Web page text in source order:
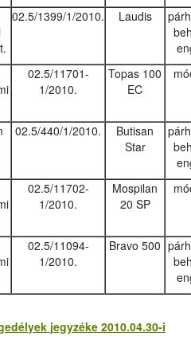
02.5/1399/1/2010. Laudis
02.5/11701-
1/2010.
Topas 100
EC
02.5/440/1/2010.
Butisan
Star
02.5/11702-
1/2010.
Mospilan
20 SP
02.5/11094-
1/2010.
Bravo 500
jegyzéke 2010.04.30-i